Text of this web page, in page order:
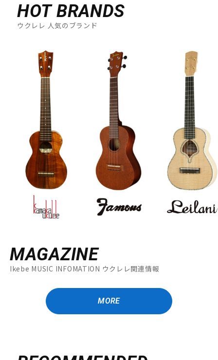
HOT BRANDS
ウクレレ 人気のブランド
MAGAZINE
Ikebe MUSIC INFOMATION ウクレレ関連情報
MORE